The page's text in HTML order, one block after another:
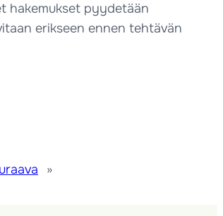
hakemukset pyydetään
erikseen ennen tehtävän
»